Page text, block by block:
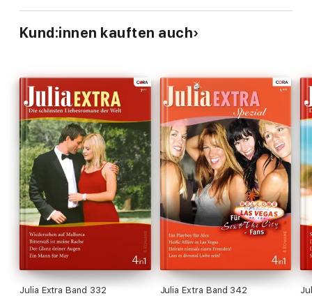
Kund:innen kauften auch
Julia Extra Band 332 Julia Extra Band 342